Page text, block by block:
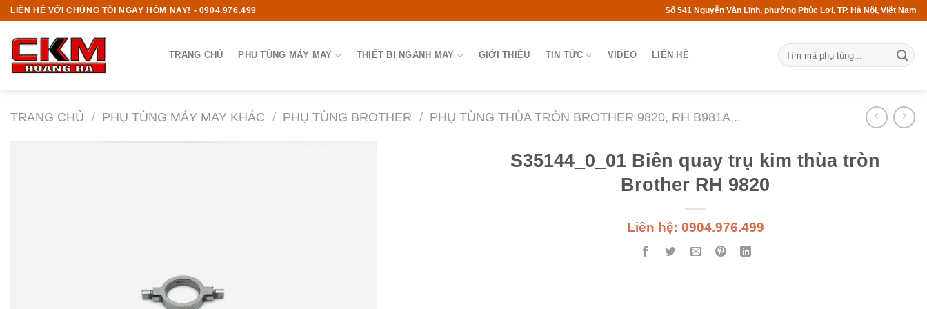
Skip
content
LIÊN HỆ VỚI CHÚNG TÔI NGAY HÔM NAY! - 0904.976.499 Số 541 Nguyễn Văn Linh, phường Phúc Lợi, TP. Hà Nội, Việt Nam
TRANG CHỦ PHỤ TÙNG MÁY MAY THIẾT BỊ NGÀNH MAY GIỚI THIỆU TIN TỨC VIDEO LIÊN HỆ
TRANG CHỦ / PHỤ TÙNG MÁY MAY KHÁC / PHỤ TÙNG BROTHER / PHỤ TÙNG THÙA TRÒN BROTHER 9820, RH B981A,..
S35144_0_01 Biên quay trụ kim thùa tròn
Brother RH 9820
Liên hệ: 0904.976.499